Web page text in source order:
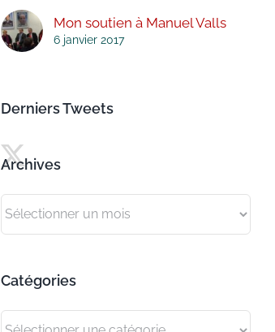
Mon soutien à Manuel Valls
6 janvier 2017
Derniers Tweets
Archives
Archives
Catégories
Catégories